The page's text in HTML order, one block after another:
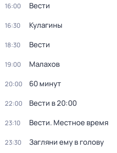
16:00 Вести
16:30 Кулагины
18:30 Вести
19:00 Малахов
20:00 60 минут
22:00 Вести в 20:00
23:10 Вести. Местное время
23:30 Загляни ему в голову